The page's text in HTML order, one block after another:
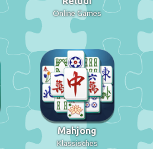
Online Games
Mahjong
Klassisches